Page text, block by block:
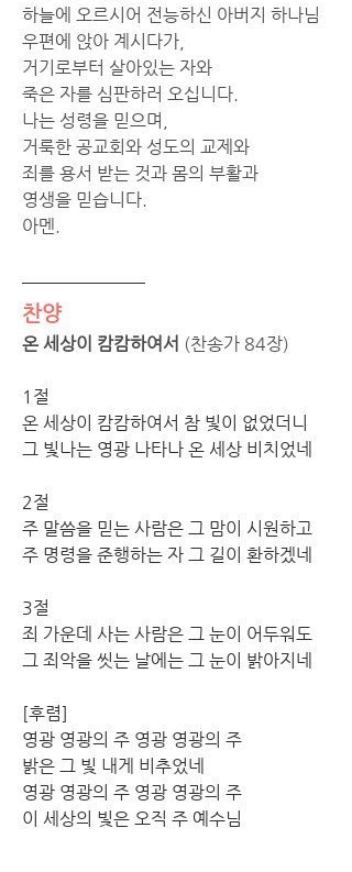
하늘에 오르시어 전능하신 아버지 하나님
우편에 앉아 계시다가,
거기로부터 살아있는 자와
죽은 자를 심판하러 오십니다.
나는 성령을 믿으며,
거룩한 공교회와 성도의 교제와
죄를 용서 받는 것과 몸의 부활과
영생을 믿습니다.
아멘.
찬양
온 세상이 캄캄하여서 (찬송가 84장)
1절
온 세상이 캄캄하여서 참 빛이 없었더니
그 빛나는 영광 나타나 온 세상 비치었네
2절
주 말씀을 믿는 사람은 그 맘이 시원하고
주 명령을 준행하는 자 그 길이 환하겠네
3절
죄 가운데 사는 사람은 그 눈이 어두워도
그 죄악을 씻는 날에는 그 눈이 밝아지네
[후렴]
영광 영광의 주 영광 영광의 주
밝은 그 빛 내게 비추었네
영광 영광의 주 영광 영광의 주
이 세상의 빛은 오직 주 예수님